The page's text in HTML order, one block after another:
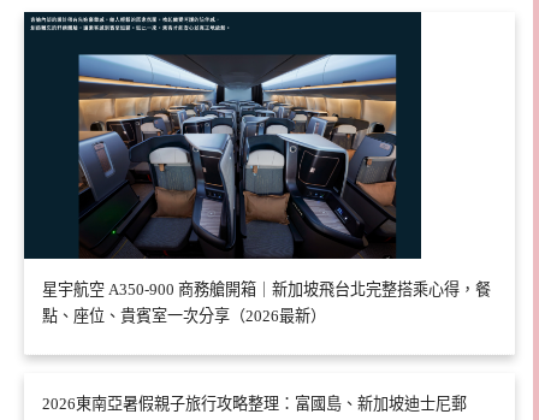
星宇航空 A350-900 商務艙開箱｜新加坡飛台北完整搭乘心得，餐
點、座位、貴賓室一次分享（2026最新）
2026東南亞暑假親子旅行攻略整理：富國島、新加坡迪士尼郵